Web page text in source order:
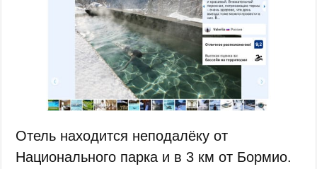
Отель находится неподалёку от
Национального парка и в 3 км от Бормио.